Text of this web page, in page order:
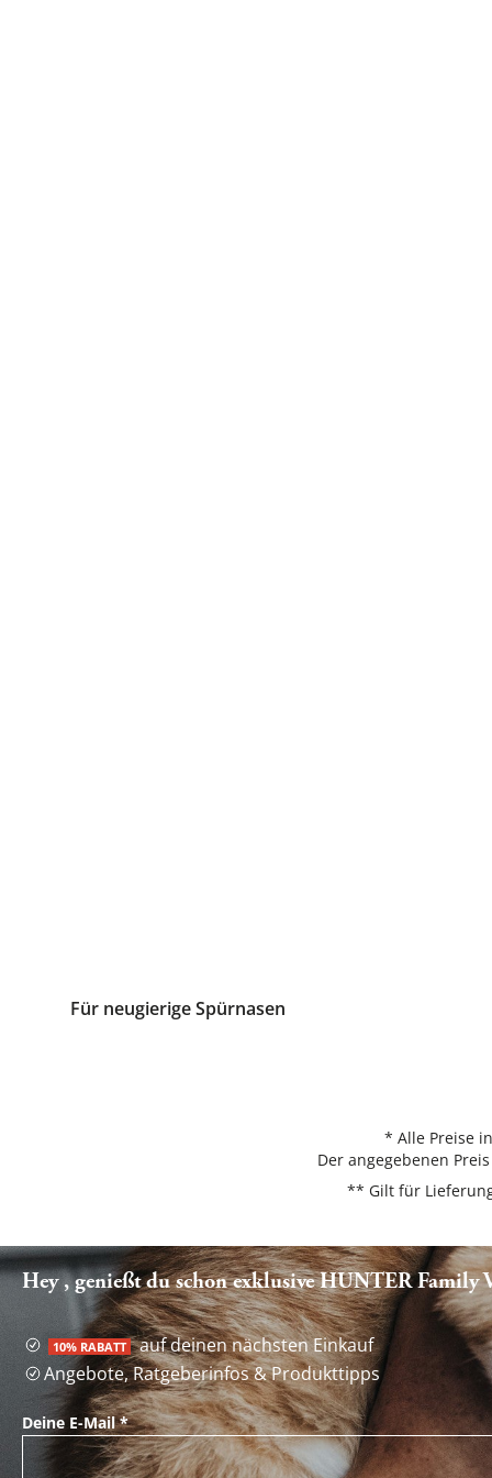
Für neugierige Spürnasen
* Alle Preise
Der angegebenen
** Gilt für
Hey , genießt du schon exklusive HUNTER Family
10% RABATT auf deinen nächsten Einkauf
Angebote, Ratgeberinfos & Produkttipps
Deine E-Mail*